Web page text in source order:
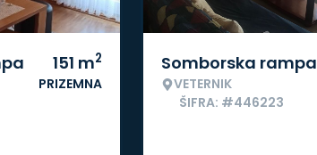
151 m2
PRIZEMNA
Somborska rampa
VETERNIK
ŠIFRA: #446223